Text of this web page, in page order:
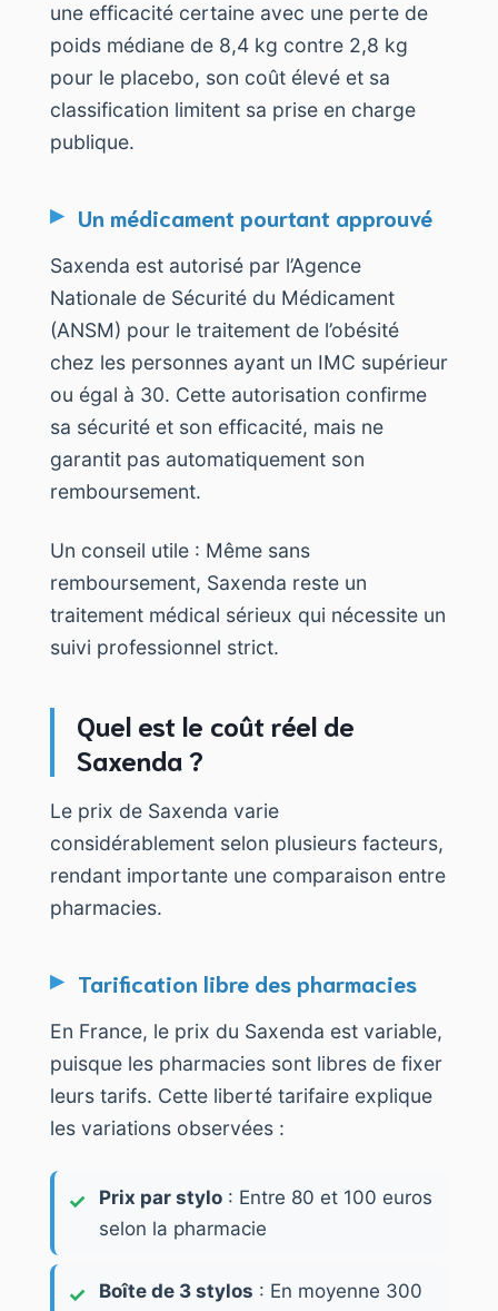
une efficacité certaine avec une perte de
poids médiane de 8,4 kg contre 2,8 kg
pour le placebo, son coût élevé et sa
classification limitent sa prise en charge
publique.
Un médicament pourtant approuvé
Saxenda est autorisé par l’Agence
Nationale de Sécurité du Médicament
(ANSM) pour le traitement de l’obésité
chez les personnes ayant un IMC supérieur
ou égal à 30. Cette autorisation confirme
sa sécurité et son efficacité, mais ne
garantit pas automatiquement son
remboursement.
Un conseil utile : Même sans
remboursement, Saxenda reste un
traitement médical sérieux qui nécessite un
suivi professionnel strict.
Quel est le coût réel de
Saxenda ?
Le prix de Saxenda varie
considérablement selon plusieurs facteurs,
rendant importante une comparaison entre
pharmacies.
Tarification libre des pharmacies
En France, le prix du Saxenda est variable,
puisque les pharmacies sont libres de fixer
leurs tarifs. Cette liberté tarifaire explique
les variations observées :
Prix par stylo : Entre 80 et 100 euros
selon la pharmacie
Boîte de 3 stylos : En moyenne 300